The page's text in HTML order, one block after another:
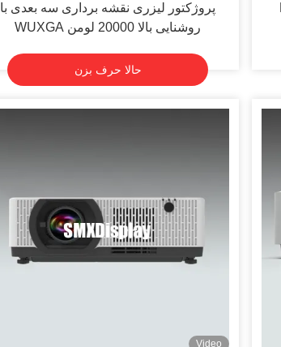
پروژکتور لیزری نقشه برداری سه بعدی با
روشنایی بالا 20000 لومن WUXGA
حالا حرف بزن
Video